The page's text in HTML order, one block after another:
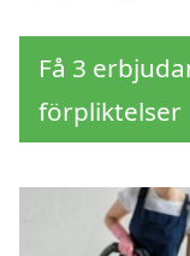
Få 3
förpliktelser